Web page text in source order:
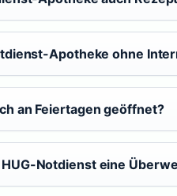
Apotheke ohne
an Feiertagen geöffnet?
Notdienst eine